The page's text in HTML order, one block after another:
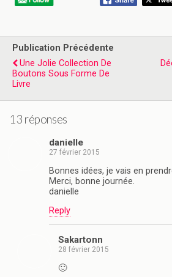
Publication Précédente
Une Jolie Collection De
Boutons Sous Forme De
Livre
13 réponses
danielle
27 février 2015
Bonnes idées, je vais en
Merci, bonne journée.
danielle
Reply
Sakartonn
28 février 2015
🙂